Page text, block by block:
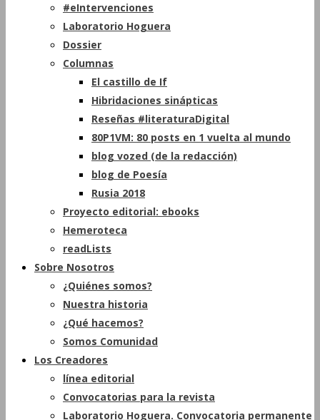
#eIntervenciones
Laboratorio Hoguera
Dossier
Columnas
El castillo de If
Hibridaciones sinápticas
Reseñas #literaturaDigital
80P1VM: 80 posts en 1 vuelta al mundo
blog vozed (de la redacción)
blog de Poesía
Rusia 2018
Proyecto editorial: ebooks
Hemeroteca
readLists
Sobre Nosotros
¿Quiénes somos?
Nuestra historia
¿Qué hacemos?
Somos Comunidad
Los Creadores
línea editorial
Convocatorias para la revista
Laboratorio Hoguera. Convocatoria permanente